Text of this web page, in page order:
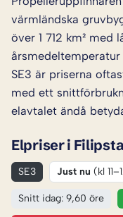
värmländska
över 1 712 km² med
SE3 är priserna
med ett
elavtalet ändå
Elpriser i
SE3 Just nu (kl
Snitt idag: 9,60 öre